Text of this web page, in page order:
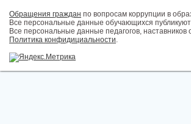
Обращения граждан по вопросам коррупции в
Все персональные данные обучающихся
Все персональные данные педагогов,
Политика конфидициальности.